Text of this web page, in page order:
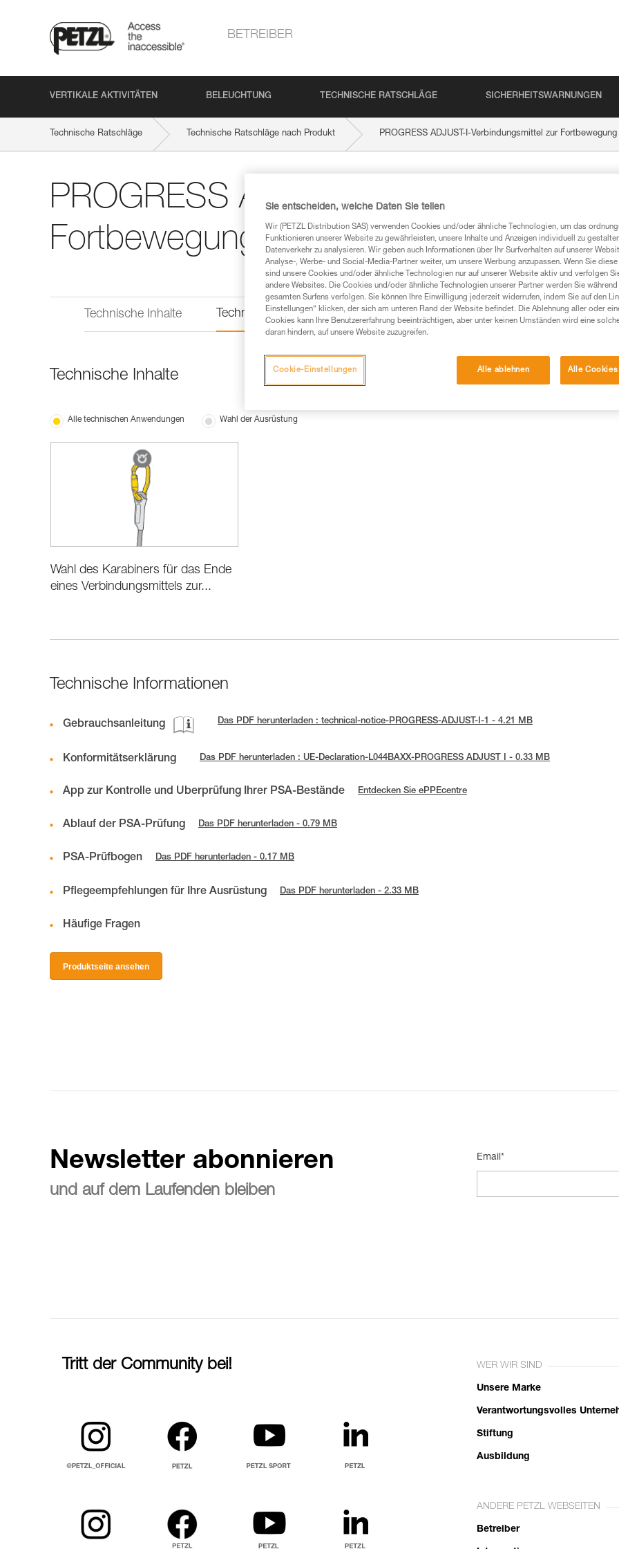
BETREIBER
VERTIKALE AKTIVITÄTEN BELEUCHTUNG TECHNISCHE RATSCHLÄGE SICHERHEITSWARNUNGEN
Technische Ratschläge Technische Ratschläge nach Produkt PROGRESS ADJUST-I-Verbindungsmittel zur Fortbewegung
PROGRESS ADJUST-I-
Fortbewegung
Technische Inhalte Technische Informationen
Technische Inhalte
Alle technischen Anwendungen Wahl der Ausrüstung
Wahl des Karabiners für das Ende
eines Verbindungsmittels zur...
Technische Informationen
Gebrauchsanleitung Das PDF herunterladen : technical-notice-PROGRESS-ADJUST-I-1 - 4.21 MB
Konformitätserklärung Das PDF herunterladen : UE-Declaration-L044BAXX-PROGRESS ADJUST I - 0.33 MB
App zur Kontrolle und Überprüfung Ihrer PSA-Bestände Entdecken Sie ePPEcentre
Ablauf der PSA-Prüfung Das PDF herunterladen - 0.79 MB
PSA-Prüfbogen Das PDF herunterladen - 0.17 MB
Pflegeempfehlungen für Ihre Ausrüstung Das PDF herunterladen - 2.33 MB
Häufige Fragen
Produktseite ansehen
Newsletter abonnieren
und auf dem Laufenden bleiben
Email*
Tritt der Community bei! WER WIR SIND
Unsere Marke
Verantwortungsvolles
Stiftung
Ausbildung
ANDERE PETZL WEBSEITEN
Betreiber
Sie entscheiden, welche Daten Sie teilen
Wir (PETZL Distribution SAS) verwenden Cookies und/oder ähnliche Technologien, um das
Funktionieren unserer Website zu gewährleisten, unsere Inhalte und Anzeigen individuell zu
Datenverkehr zu analysieren. Wir geben auch Informationen über Ihr Surfverhalten auf unserer
Analyse-, Werbe- und Social-Media-Partner weiter, um unsere Werbung anzupassen. Wenn Sie
sind unsere Cookies und/oder ähnliche Technologien nur auf unserer Website aktiv und verfolgen
andere Websites. Die Cookies und/oder ähnliche Technologien unserer Partner werden Sie während
gesamten Surfens verfolgen. Sie können Ihre Einwilligung jederzeit widerrufen, indem Sie auf den
Einstellungen“ klicken, der sich am unteren Rand der Website befindet. Die Ablehnung aller oder
Cookies kann Ihre Benutzererfahrung beeinträchtigen, aber unter keinen Umständen wird eine
daran hindern, auf unsere Website zuzugreifen.
Alle ablehnen Alle
Cookie-Einstellungen